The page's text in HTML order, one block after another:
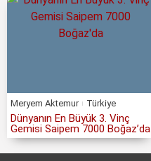
Meryem Aktemur Türkiye
Dünyanın En Büyük 3. Vinç
Gemisi Saipem 7000 Boğaz’da